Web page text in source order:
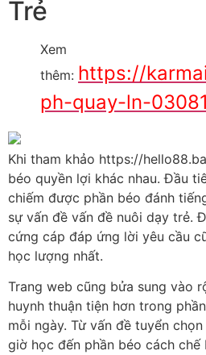
Trẻ
Xem
thêm: https://
ph-quay-ln-
Khi tham khảo https://
béo quyền lợi khác nhau. Đầu
chiếm được phần béo đánh
sự vấn đề vấn đề nuôi dạy trẻ.
cứng cáp đáp ứng lời yêu cầu
học lượng nhất.
Trang web cũng bửa sung vào
huynh thuận tiện hơn trong
mỗi ngày. Từ vấn đề tuyển
giờ học đến phần béo cách